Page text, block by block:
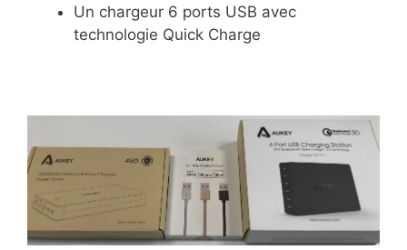
Un chargeur 6 ports USB avec
technologie Quick Charge